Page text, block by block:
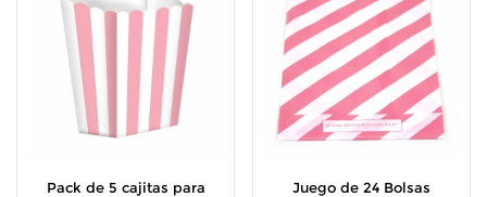
Pack de 5 cajitas para
Juego de 24 Bolsas